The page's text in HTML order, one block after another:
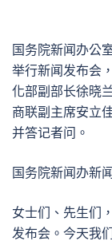
国务院新闻办公
举行新闻发布会
化部副部长徐晓
商联副主席安立
并答记者问。
国务院新闻办新
女士们、先生们
发布会。今天我